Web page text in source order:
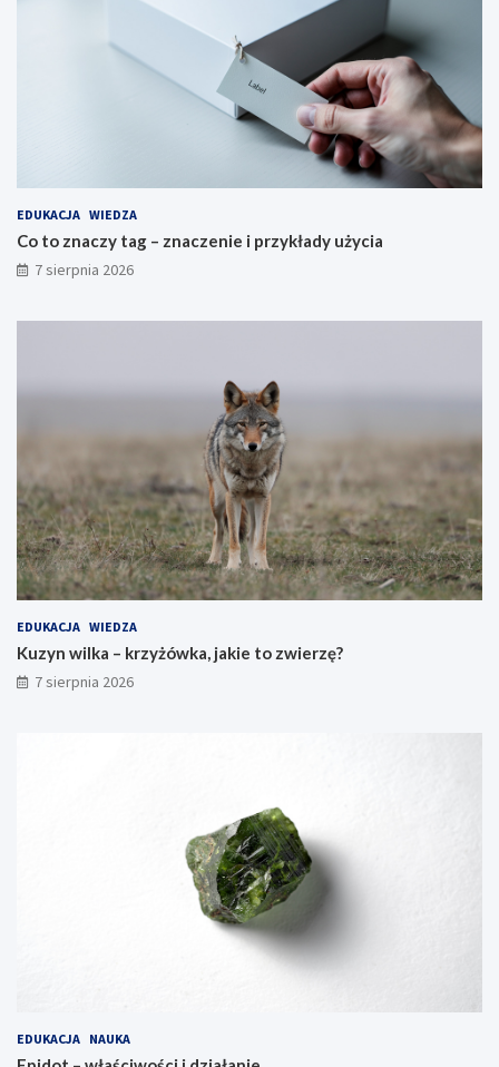
EDUKACJA WIEDZA
Co to znaczy tag – znaczenie i przykłady użycia
7 sierpnia 2026
EDUKACJA WIEDZA
Kuzyn wilka – krzyżówka, jakie to zwierzę?
7 sierpnia 2026
EDUKACJA NAUKA